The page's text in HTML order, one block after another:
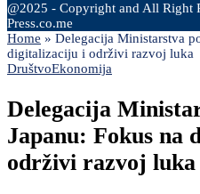
@2025 - Copyright and All Right
Press.co.me
Home » Delegacija Ministarstva
digitalizaciju i održivi razvoj luka
DruštvoEkonomija
Delegacija
Japanu: Fokus na
održivi razvoj luka